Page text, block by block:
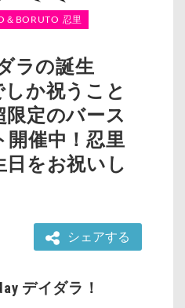
＆BORUTO 忍里
ラの誕生
しか祝うこと
定のバース
開催中！忍里
日をお祝いし
シェアする
デイダラ！